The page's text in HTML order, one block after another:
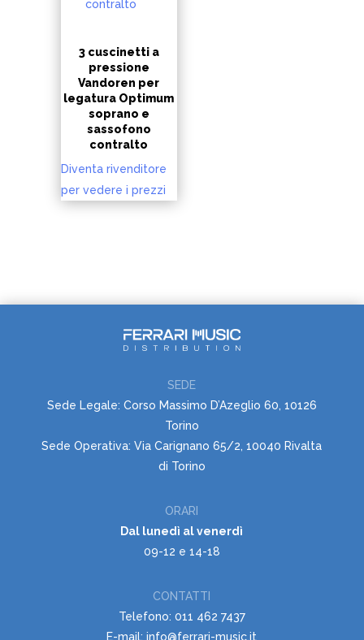
3 cuscinetti a
pressione
Vandoren per
legatura Optimum
soprano e
sassofono
contralto
Diventa rivenditore
per vedere i prezzi
SEDE
Sede Legale: Corso Massimo D’Azeglio 60, 10126
Torino
Sede Operativa: Via Carignano 65/2, 10040 Rivalta
di Torino
ORARI
Dal lunedì al venerdì
09-12 e 14-18
CONTATTI
Telefono: 011 462 7437
E-mail: info@ferrari-music.it